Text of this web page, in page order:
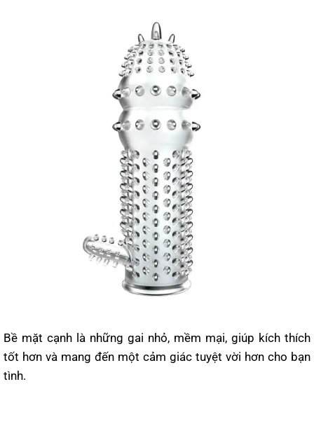
Bề mặt cạnh là những gai nhỏ, mềm mại, giúp kích thích
tốt hơn và mang đến một cảm giác tuyệt vời hơn cho bạn
tình.